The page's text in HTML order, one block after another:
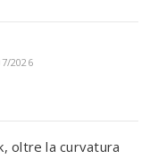
2026
oltre la curvatura